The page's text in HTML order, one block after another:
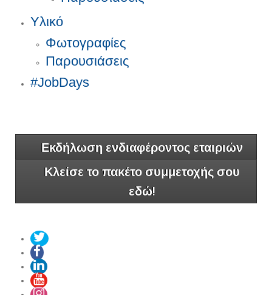
Υλικό
Φωτογραφίες
Παρουσιάσεις
#JobDays
Εκδήλωση ενδιαφέροντος εταιριών
Κλείσε το πακέτο συμμετοχής σου
εδώ!